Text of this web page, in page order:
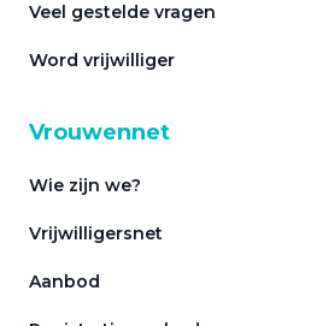
Veel gestelde vragen
Word vrijwilliger
Vrouwennet
Wie zijn we?
Vrijwilligersnet
Aanbod